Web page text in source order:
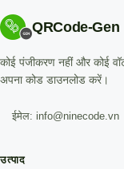
QRCode-Gen
कोई पंजीकरण नहीं और कोई
अपना कोड डाउनलोड करें।
ईमेल: info@ninecode.vn
उत्पाद